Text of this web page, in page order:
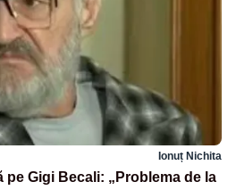
Ionuț Nichita
pe Gigi Becali: „Problema de la